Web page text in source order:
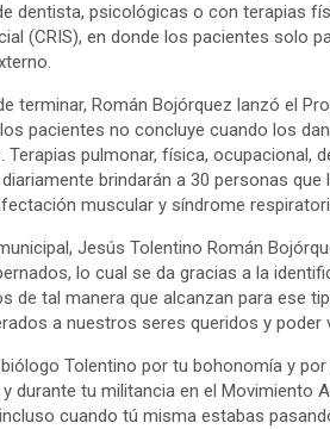
dentista, psicológicas o con terapias
(CRIS), en donde los pacientes solo
Román Bojórquez lanzó el
pacientes no concluye cuando los
pulmonar, física, ocupacional,
brindarán a 30 personas que
muscular y síndrome
Jesús Tolentino Román
lo cual se da gracias a la
de tal manera que alcanzan para ese
a nuestros seres queridos y
Tolentino por tu bohonomía y
durante tu militancia en el Movimiento
cuando tú misma estabas